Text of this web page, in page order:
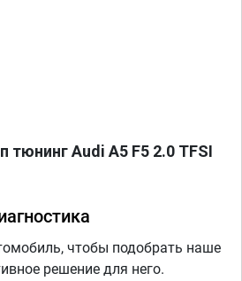
тюнинг Audi A5 F5 2.0 TFSI
чтобы подобрать наше
решение для него.